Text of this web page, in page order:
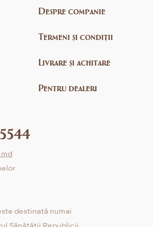
Despre companie
Termeni și condiții
Livrare și achitare
Pentru dealeri
destinată numai
Sănătății Republicii